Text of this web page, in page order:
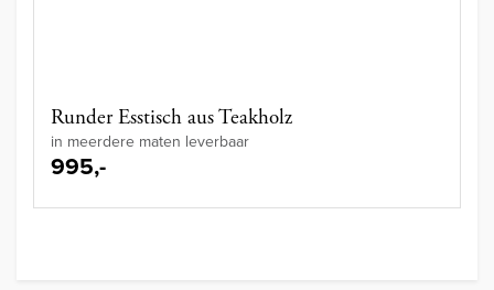
Runder Esstisch aus Teakholz
in meerdere maten leverbaar
995,-